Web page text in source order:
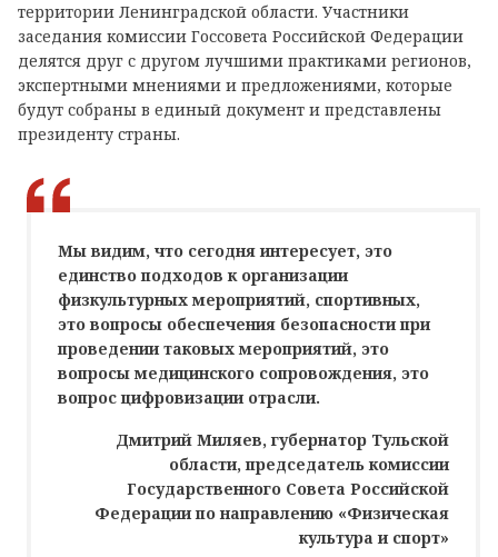
территории Ленинградской области. Участники
заседания комиссии Госсовета Российской Федерации
делятся друг с другом лучшими практиками регионов,
экспертными мнениями и предложениями, которые
будут собраны в единый документ и представлены
президенту страны.
Мы видим, что сегодня интересует, это
единство подходов к организации
физкультурных мероприятий, спортивных,
это вопросы обеспечения безопасности при
проведении таковых мероприятий, это
вопросы медицинского сопровождения, это
вопрос цифровизации отрасли.
Дмитрий Миляев, губернатор Тульской
области, председатель комиссии
Государственного Совета Российской
Федерации по направлению «Физическая
культура и спорт»